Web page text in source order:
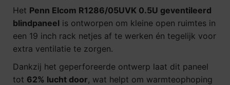
Het Penn Elcom R1286/05UVK 0.5U geventileerd
blindpaneel is ontworpen om kleine open ruimtes in
een 19 inch rack netjes af te werken én tegelijk voor
extra ventilatie te zorgen.
Dankzij het geperforeerde ontwerp laat dit paneel
tot 62% lucht door, wat helpt om warmteophoping